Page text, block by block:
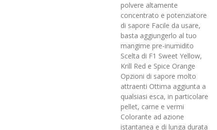
polvere altamente
concentrato e potenziatore
di sapore Facile da usare,
basta aggiungerlo al tuo
mangime pre-inumidito
Scelta di F1 Sweet Yellow,
Krill Red e Spice Orange
Opzioni di sapore molto
attraenti Ottima aggiunta a
qualsiasi esca, in particolare
pellet, carne e vermi
Colorante ad azione
istantanea e di lunga durata